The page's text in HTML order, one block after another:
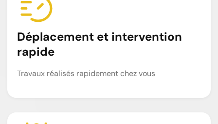
Déplacement et intervention
rapide
Travaux réalisés rapidement chez vous